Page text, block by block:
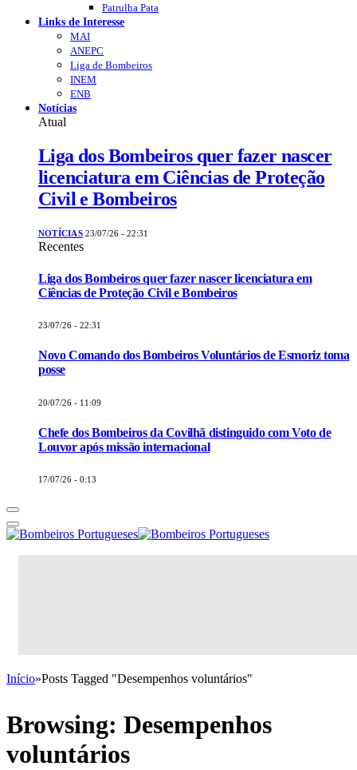
Patrulha Pata
Links de Interesse
MAI
ANEPC
Liga de Bombeiros
INEM
ENB
Notícias
Atual
Liga dos Bombeiros quer fazer nascer
licenciatura em Ciências de Proteção
Civil e Bombeiros
NOTÍCIAS 23/07/26 - 22:31
Recentes
Liga dos Bombeiros quer fazer nascer licenciatura em
Ciências de Proteção Civil e Bombeiros
23/07/26 - 22:31
Novo Comando dos Bombeiros Voluntários de Esmoriz toma
posse
20/07/26 - 11:09
Chefe dos Bombeiros da Covilhã distinguido com Voto de
Louvor após missão internacional
17/07/26 - 0:13
Início»Posts Tagged "Desempenhos voluntários"
Browsing: Desempenhos
voluntários